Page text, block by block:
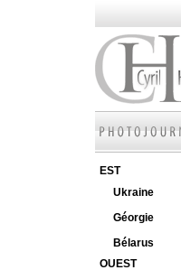
EST
Ukraine
Géorgie
Bélarus
OUEST